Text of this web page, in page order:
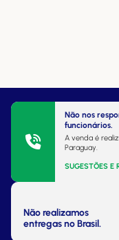
Não nos
funcionários.
A venda é
Paraguay.
SUGESTÕES E
Não realizamos
entregas no Brasil.